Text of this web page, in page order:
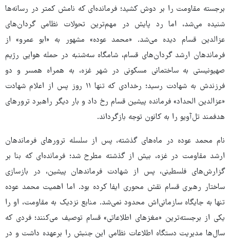
برجسته مقاومت را بر دوش کشید؛ فرمانده‌ای که نامش کمتر در رسانه‌ها
شنیده می‌شد، اما رد پایش در مهم‌ترین تحولات نظامی گردان‌های
عزالدین قسام دیده می‌شد. «محمد عوده» مشهور به «ابو عمرو» از
فرماندهان ارشد گردان‌های قسام، شامگاه سه‌شنبه در حمله هوایی رژیم
صهیونیستی به ساختمانی مسکونی در شهر غزه، به همراه همسر و دو
فرزندش به شهادت رسید؛ رخدادی که تنها ۱۱ روز پس از اعلام شهادت
«عزالدین الحداد» فرمانده پیشین قسام رخ داد و بار دیگر راهبرد ترورهای
هدفمند تل‌آویو را به کانون توجه بازگرداند.
نام محمد عوده در ماه‌های گذشته، پس از سلسله ترورهای فرماندهان
ارشد مقاومت در غزه، بیش از گذشته مطرح شد؛ فرمانده‌ای که بنا بر
گزارش‌های فلسطینی، پس از شهادت فرماندهان پیشین، در بازسازی
ساختار رهبری قسام نقش محوری ایفا کرده بود. اما اهمیت محمد عوده
تنها به جایگاه سازمانی‌اش محدود نمی‌شد. منابع نزدیک به مقاومت، او را
یکی از برجسته‌ترین «مغزهای اطلاعاتی» قسام توصیف می‌کنند؛ فردی که
سال‌ها مدیریت دستگاه اطلاعات نظامی این جنبش را برعهده داشت و در